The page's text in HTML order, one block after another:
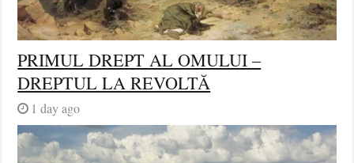
PRIMUL DREPT AL OMULUI –
DREPTUL LA REVOLTĂ
1 day ago